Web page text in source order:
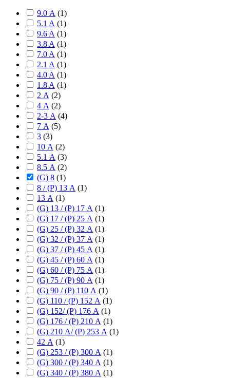
9.0 А (1)
5.1 A (1)
9.6 A (1)
3.8 A (1)
7.0 A (1)
2.1 A (1)
4.0 A (1)
1.8 A (1)
2 А (2)
4 А (2)
2-3 А (4)
7 А (5)
3 (3)
10 А (2)
5.1 А (3)
8.5 А (2)
(G) 8 (1)
8 / (P) 13 А (1)
13 А (1)
(G) 13 / (P) 17 А (1)
(G) 17 / (P) 25 А (1)
(G) 25 / (P) 32 А (1)
(G) 32 / (P) 37 А (1)
(G) 37 / (P) 45 А (1)
(G) 45 / (P) 60 А (1)
(G) 60 / (P) 75 А (1)
(G) 75 / (P) 90 А (1)
(G) 90 / (P) 110 А (1)
(G) 110 / (P) 152 А (1)
(G) 152/ (P) 176 А (1)
(G) 176 / (P) 210 А (1)
(G) 210 А/ (P) 253 А (1)
42 А (1)
(G) 253 / (P) 300 А (1)
(G) 300 / (P) 340 А (1)
(G) 340 / (P) 380 А (1)